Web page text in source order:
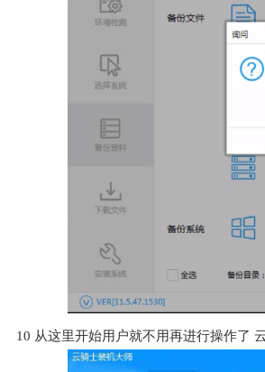
10 从这里开始用户就不用再进行操作了